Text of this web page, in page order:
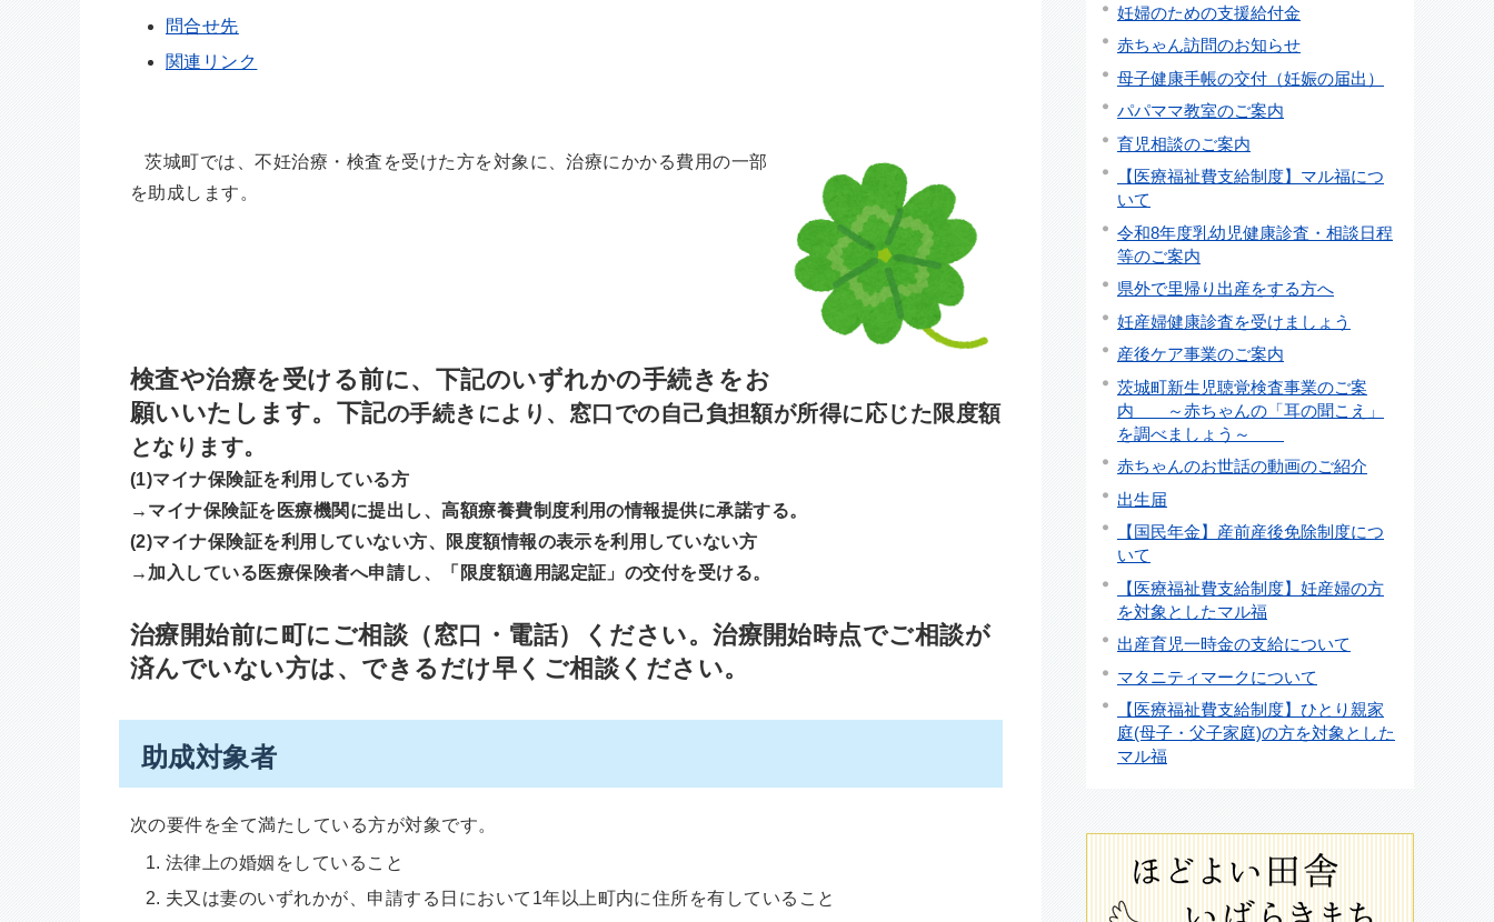
問合せ先
関連リンク
茨城町では、不妊治療・検査を受けた方を対象に、治療にかかる費用の一部
を助成します。
検査や治療を受ける前に、下記のいずれかの手続きをお
願いいたします。下記の手続きにより、窓口での自己負担額が所得に応じた限度額
となります。
(1)マイナ保険証を利用している方
→ マイナ保険証を医療機関に提出し、高額療養費制度利用の情報提供に承諾する。
(2)マイナ保険証を利用していない方、限度額情報の表示を利用していない方
→加入している医療保険者へ申請し、「限度額適用認定証」の交付を受ける。
治療開始前に町にご相談（窓口・電話）ください。治療開始時点でご相談が
済んでいない方は、できるだけ早くご相談ください。
助成対象者
次の要件を全て満たしている方が対象です。
法律上の婚姻をしていること
夫又は妻のいずれかが、申請する日において1年以上町内に住所を有していること
妊婦のための支援給付金
赤ちゃん訪問のお知らせ
母子健康手帳の交付（妊娠の届出）
パパママ教室のご案内
育児相談のご案内
【医療福祉費支給制度】マル福につ
いて
令和8年度乳幼児健康診査・相談日程
等のご案内
県外で里帰り出産をする方へ
妊産婦健康診査を受けましょう
産後ケア事業のご案内
茨城町新生児聴覚検査事業のご案
内 ～赤ちゃんの「耳の聞こえ」
を調べましょう～
赤ちゃんのお世話の動画のご紹介
出生届
【国民年金】産前産後免除制度につ
いて
【医療福祉費支給制度】妊産婦の方
を対象としたマル福
出産育児一時金の支給について
マタニティマークについて
【医療福祉費支給制度】ひとり親家
庭(母子・父子家庭)の方を対象とした
マル福